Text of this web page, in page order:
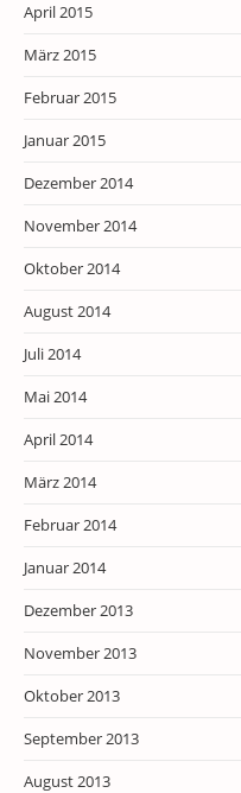
April 2015
März 2015
Februar 2015
Januar 2015
Dezember 2014
November 2014
Oktober 2014
August 2014
Juli 2014
Mai 2014
April 2014
März 2014
Februar 2014
Januar 2014
Dezember 2013
November 2013
Oktober 2013
September 2013
August 2013